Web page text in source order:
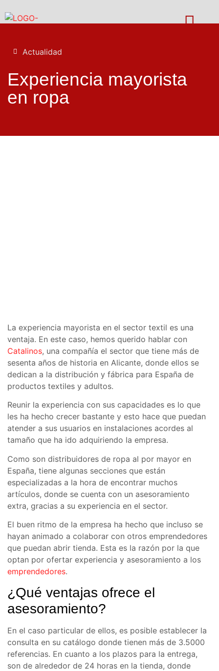
Actualidad
Experiencia mayorista
en ropa
La experiencia mayorista en el sector textil es una
ventaja. En este caso, hemos querido hablar con
Catalinos, una compañía el sector que tiene más de
sesenta años de historia en Alicante, donde ellos se
dedican a la distribución y fábrica para España de
productos textiles y adultos.
Reunir la experiencia con sus capacidades es lo que
les ha hecho crecer bastante y esto hace que puedan
atender a sus usuarios en instalaciones acordes al
tamaño que ha ido adquiriendo la empresa.
Como son distribuidores de ropa al por mayor en
España, tiene algunas secciones que están
especializadas a la hora de encontrar muchos
artículos, donde se cuenta con un asesoramiento
extra, gracias a su experiencia en el sector.
El buen ritmo de la empresa ha hecho que incluso se
hayan animado a colaborar con otros emprendedores
que puedan abrir tienda. Esta es la razón por la que
optan por ofertar experiencia y asesoramiento a los
emprendedores.
¿Qué ventajas ofrece el
asesoramiento?
En el caso particular de ellos, es posible establecer la
consulta en su catálogo donde tienen más de 3.5000
referencias. En cuanto a los plazos para la entrega,
son de alrededor de 24 horas en la tienda, donde